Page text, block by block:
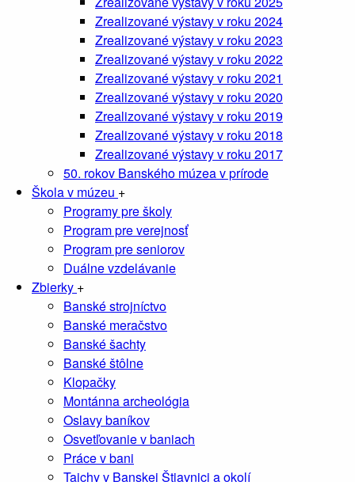
Zrealizované výstavy v roku 2024
Zrealizované výstavy v roku 2023
Zrealizované výstavy v roku 2022
Zrealizované výstavy v roku 2021
Zrealizované výstavy v roku 2020
Zrealizované výstavy v roku 2019
Zrealizované výstavy v roku 2018
Zrealizované výstavy v roku 2017
50. rokov Banského múzea v prírode
Škola v múzeu +
Programy pre školy
Program pre verejnosť
Program pre seniorov
Duálne vzdelávanie
Zbierky +
Banské strojníctvo
Banské meračstvo
Banské šachty
Banské štôlne
Klopačky
Montánna archeológia
Oslavy baníkov
Osvetľovanie v baniach
Práce v bani
Tajchy v Banskej Štiavnici a okolí